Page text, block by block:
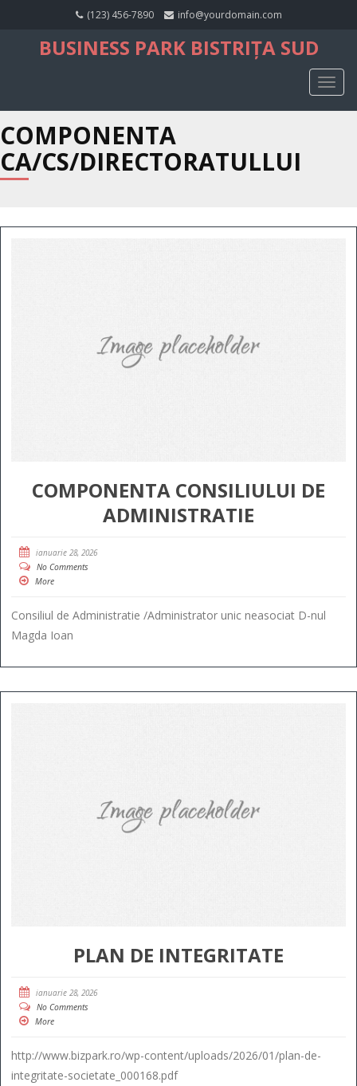
(123) 456-7890 info@yourdomain.com
BUSINESS PARK BISTRIȚA SUD
COMPONENTA
CA/CS/DIRECTORATULLUI
COMPONENTA CONSILIULUI DE
ADMINISTRATIE
ianuarie 28, 2026
No Comments
More
Consiliul de Administratie /Administrator unic neasociat D-nul
Magda Ioan
PLAN DE INTEGRITATE
ianuarie 28, 2026
No Comments
More
http://www.bizpark.ro/wp-content/uploads/2026/01/plan-de-
integritate-societate_000168.pdf